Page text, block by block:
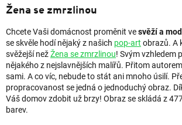
Žena se zmrzlinou
Chcete Vaši domácnost proměnit vesvěží a
se skvěle hodí nějaký z našich pop-art obrazů. A
svěžejší nežŽena se zmrzlinou! Svým vzhledem
nějakého z nejslavnějších malířů. Přitom
sami. A co víc, nebude to stát ani mnoho úsilí.
propracovanost se jedná o jednoduchý obraz.
Váš domov zdobit už brzy! Obraz se skládá z
barev.